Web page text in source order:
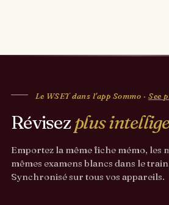
Le WSET dans l'app Sommo ·See
Révisezplus
Emportez la même fiche mémo, les
mêmes examens blancs dans le
Synchronisé sur tous vos appareils.